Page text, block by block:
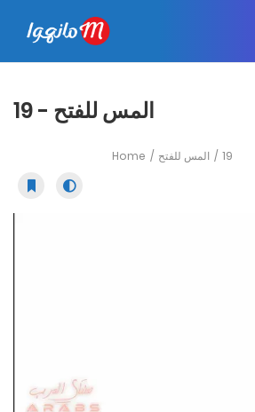
المس للفتح - 19
Home المس للفتح 19